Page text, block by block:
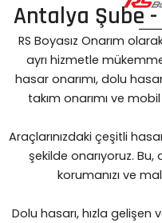
Antalya Şube -
RS Boyasız Onarım
ayrı hizmetle
hasar onarımı, dolu
takım onarımı ve
Araçlarınızdaki çeşitli
şekilde onarıyoruz. Bu,
korumanızı ve
Dolu hasarı, hızla